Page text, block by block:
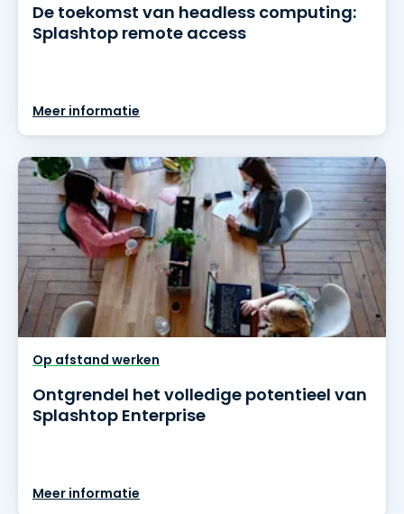
De toekomst van headless computing:
Splashtop remote access
Meer informatie
Op afstand werken
Ontgrendel het volledige potentieel van
Splashtop Enterprise
Meer informatie